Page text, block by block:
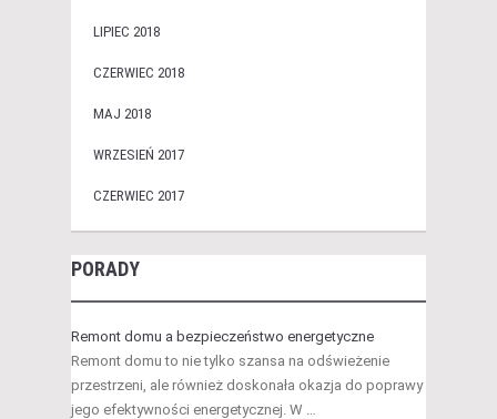
LIPIEC 2018
CZERWIEC 2018
MAJ 2018
WRZESIEŃ 2017
CZERWIEC 2017
PORADY
Remont domu a bezpieczeństwo energetyczne
Remont domu to nie tylko szansa na odświeżenie
przestrzeni, ale również doskonała okazja do poprawy
jego efektywności energetycznej. W …